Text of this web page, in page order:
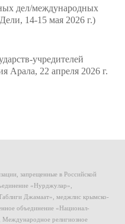
дел/международных
14-15 мая 2026 г.)
учредителей
Арала, 22 апреля 2026 г.
запрещенные в Российской
«Нурджулар»,
Джамаат», меджлис крымско-
объединение «Национал-
религиозное